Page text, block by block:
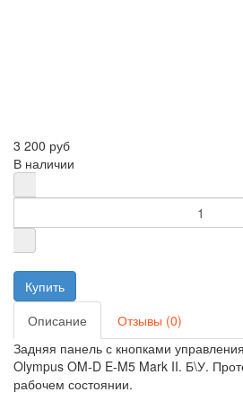
3 200 руб
В наличии
Описание
Отзывы (0)
Задняя панель с кнопками
Olympus OM-D E‑M5 Mark II. Б\У.
рабочем состоянии.